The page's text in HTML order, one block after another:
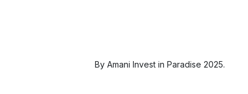
By Amani Invest in Paradise 2025.